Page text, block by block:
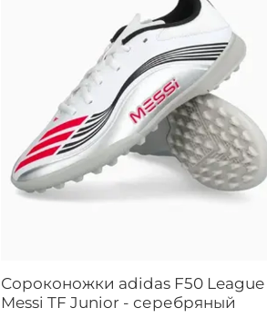
Сороконожки adidas F50 League
Messi TF Junior - серебряный